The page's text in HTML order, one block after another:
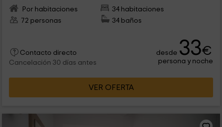
Por habitaciones
34 habitaciones
72 personas
34 baños
Contacto directo
Cancelación 30 días antes
desde 33€
persona y noche
VER OFERTA